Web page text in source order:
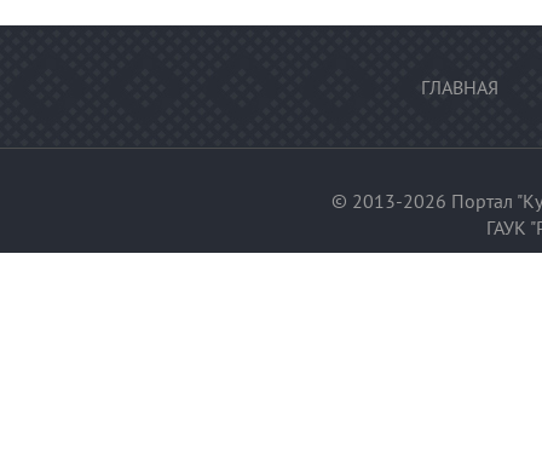
ГЛАВНАЯ
© 2013-2026 Портал
ГАУК